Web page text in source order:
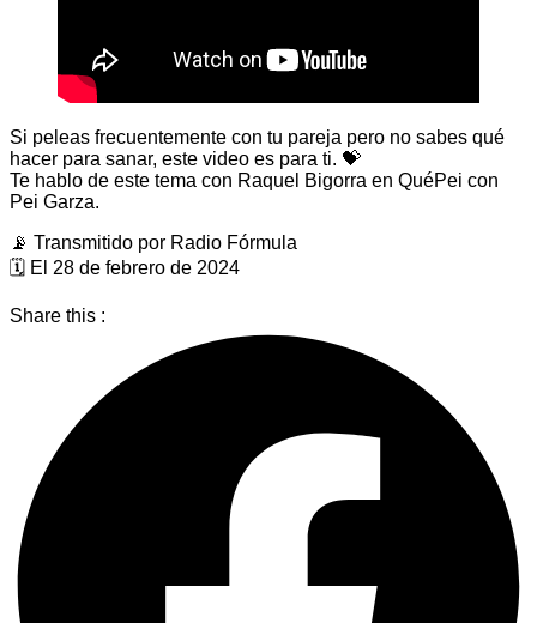
Si peleas frecuentemente con tu pareja pero no sabes qué
hacer para sanar, este video es para ti. 💝
Te hablo de este tema con Raquel Bigorra en QuéPei con
Pei Garza.
📡 Transmitido por Radio Fórmula
🗓️ El 28 de febrero de 2024
Share this :